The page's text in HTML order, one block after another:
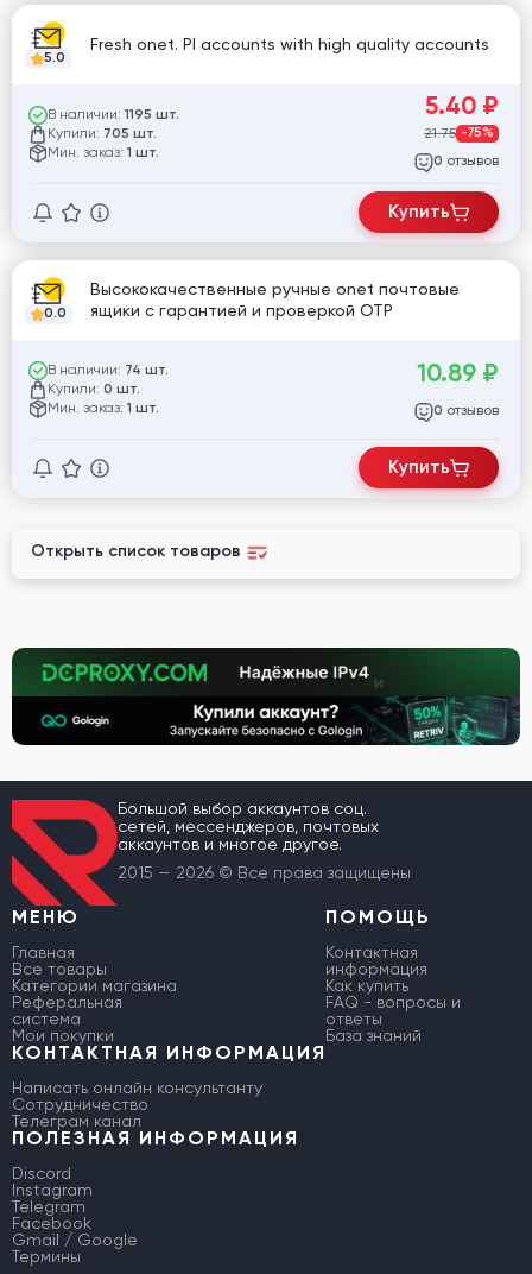
5.0
Fresh onet. Pl accounts with high quality accounts
В наличии: 1195 шт.
Купили: 705 шт.
Мин. заказ: 1 шт.
5.40 ₽
21.75 -75%
0 отзывов
Купить
0.0
Высококачественные ручные onet почтовые
ящики с гарантией и проверкой OTP
В наличии: 74 шт.
Купили: 0 шт.
Мин. заказ: 1 шт.
10.89 ₽
0 отзывов
Купить
Открыть список товаров
Большой выбор аккаунтов соц.
сетей, мессенджеров, почтовых
аккаунтов и многое другое.
2015 — 2026 © Все права защищены
МЕНЮ
Главная
Все товары
Категории магазина
Реферальная
система
Мои покупки
ПОМОЩЬ
Контактная
информация
Как купить
FAQ - вопросы и
ответы
База знаний
КОНТАКТНАЯ ИНФОРМАЦИЯ
Написать онлайн консультанту
Сотрудничество
Телеграм канал
ПОЛЕЗНАЯ ИНФОРМАЦИЯ
Discord
Instagram
Telegram
Facebook
Gmail / Google
Термины